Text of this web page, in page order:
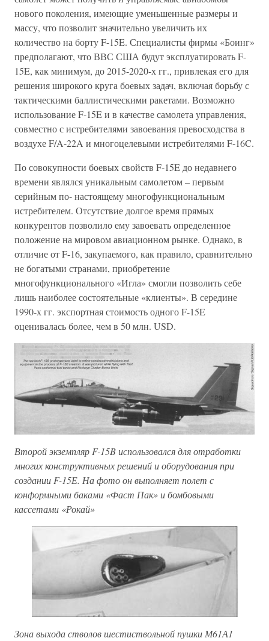
нового поколения, имеющие уменьшенные размеры и
массу, что позволит значительно увеличить их
количество на борту F-15E. Специалисты фирмы «Боинг»
предполагают, что ВВС США будут эксплуатировать F-
15E, как минимум, до 2015-2020-х гг., привлекая его для
решения широкого круга боевых задач, включая борьбу с
тактическими баллистическими ракетами. Возможно
использование F-15E и в качестве самолета управления,
совместно с истребителями завоевания превосходства в
воздухе F/A-22A и многоцелевыми истребителями F-16C.
По совокупности боевых свойств F-15E до недавнего
времени являлся уникальным самолетом – первым
серийным по- настоящему многофункциональным
истребителем. Отсутствие долгое время прямых
конкурентов позволило ему завоевать определенное
положение на мировом авиационном рынке. Однако, в
отличие от F-16, закупаемого, как правило, сравнительно
не богатыми странами, приобретение
многофункционального «Игла» смогли позволить себе
лишь наиболее состоятельные «клиенты». В середине
1990-х гг. экспортная стоимость одного F-15E
оценивалась более, чем в 50 млн. USD.
Второй экземпляр F-15B использовался для отработки
многих конструктивных решений и оборудования при
создании F-15Е. На фото он выполняет полет с
конформными баками «Фаст Пак» и бомбовыми
кассетами «Рокай»
Зона выхода стволов шестиствольной пушки М61А1